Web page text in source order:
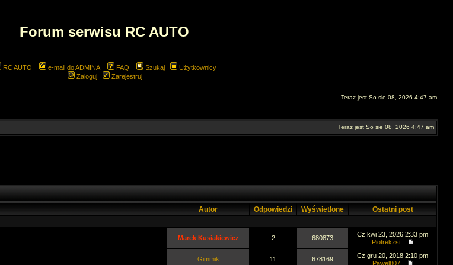
Forum serwisu RC AUTO
RC AUTO e-mail do ADMINA FAQ Szukaj
Użytkownicy
Zaloguj
Zarejestruj
Teraz jest So sie 08, 2026 4:47 am
Teraz jest So sie 08, 2026 4:47 am
Autor Odpowiedzi Wyświetlone Ostatni post
Marek Kusiakiewicz 2 680873
Cz kwi 23, 2026 2:33 pm
Piotrekzst
Gimmik 11 678169
Cz gru 20, 2018 2:10 pm
Pawel807